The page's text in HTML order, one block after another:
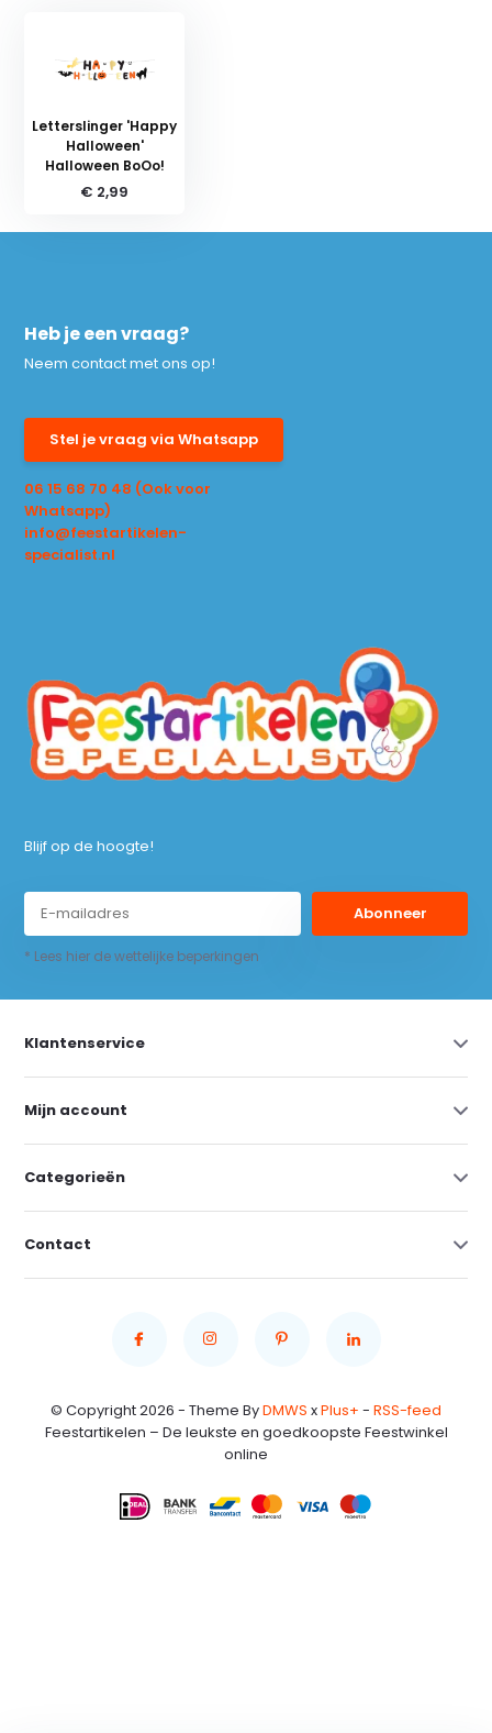
Letterslinger 'Happy
Halloween'
Halloween BoOo!
€ 2,99
Heb je een vraag?
Neem contact met ons op!
Stel je vraag via Whatsapp
06 15 68 70 48 (Ook voor
Whatsapp)
info@feestartikelen-
specialist.nl
Blijf op de hoogte!
Abonneer
* Lees hier de wettelijke beperkingen
Klantenservice
Mijn account
Categorieën
Contact
© Copyright 2026 - Theme ByDMWS xPlus+ - RSS-feed
Feestartikelen – De leukste en goedkoopste Feestwinkel
online